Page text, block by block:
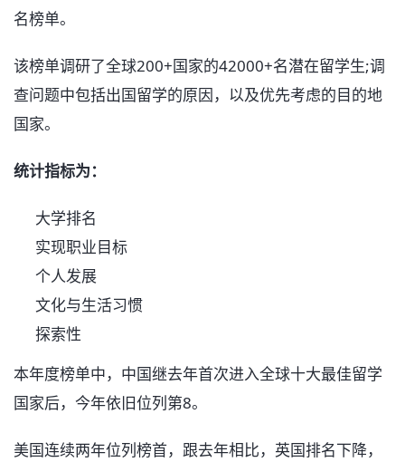
名榜单。
该榜单调研了全球200+国家的42000+名潜在留学生;调
查问题中包括出国留学的原因，以及优先考虑的目的地
国家。
统计指标为：
大学排名
实现职业目标
个人发展
文化与生活习惯
探索性
本年度榜单中，中国继去年首次进入全球十大最佳留学
国家后，今年依旧位列第8。
美国连续两年位列榜首，跟去年相比，英国排名下降，